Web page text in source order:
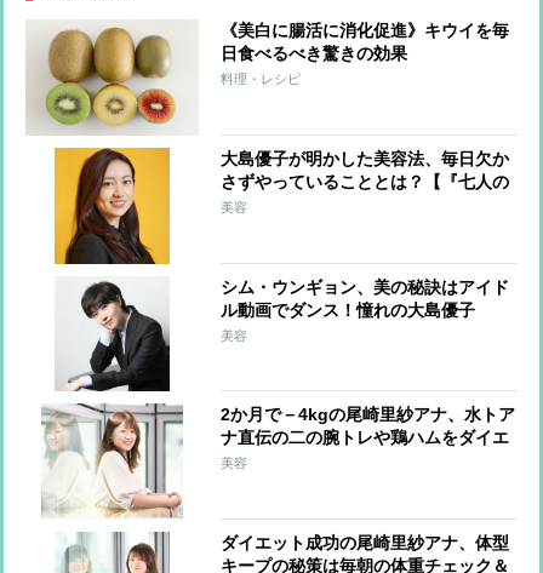
《美白に腸活に消化促進》キウイを毎
日食べるべき驚きの効果
料理・レシピ
大島優子が明かした美容法、毎日欠か
さずやっていることとは？【『七人の
秘書』リレー連載最終回】
美容
シム・ウンギョン、美の秘訣はアイド
ル動画でダンス！憧れの大島優子
に“ギャップ萌え”【『七人の秘書』リ
美容
2か月で－4kgの尾崎里紗アナ、水トア
ナ直伝の二の腕トレや鶏ハムをダイエ
ット中に実践【美痩せインタビュー】
美容
ダイエット成功の尾崎里紗アナ、体型
キープの秘策は毎朝の体重チェック＆